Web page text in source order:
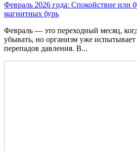
Февраль 2026 года: Спокойствие или
магнитных бурь
Февраль — это переходный месяц,
убывать, но организм уже испытывает
перепадов давления. В...